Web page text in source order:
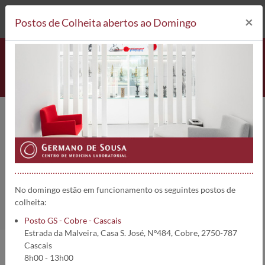
212 693 530* Postos de Colheita
RAST-IgG4 Vespa rVes v 5 (i209) |
5509
Home Análises RAST-IgG4 Vespa rVes v 5 (i209)
Postos de Colheita abertos ao Domingo ×
No domingo estão em funcionamento os seguintes postos de
colheita:
Posto GS - Cobre - Cascais
Estrada da Malveira, Casa S. José, Nº484, Cobre, 2750-787
Cascais
8h00 - 13h00